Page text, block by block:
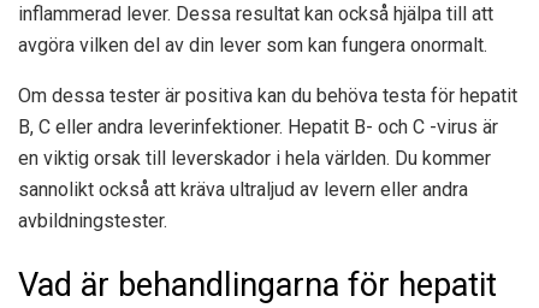
inflammerad lever. Dessa resultat kan också hjälpa till att
avgöra vilken del av din lever som kan fungera onormalt.
Om dessa tester är positiva kan du behöva testa för hepatit
B, C eller andra leverinfektioner. Hepatit B- och C -virus är
en viktig orsak till leverskador i hela världen. Du kommer
sannolikt också att kräva ultraljud av levern eller andra
avbildningstester.
Vad är behandlingarna för hepatit